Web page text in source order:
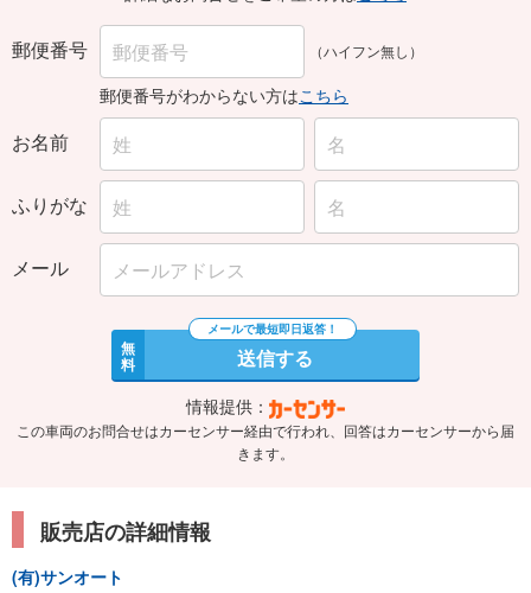
郵便番号 （ハイフン無し）
郵便番号がわからない方はこちら
お名前
ふりがな
メール
無
料 送信する
情報提供：
この車両のお問合せはカーセンサー経由で行われ、回答はカーセンサーから届
きます。
販売店の詳細情報
(有)サンオート